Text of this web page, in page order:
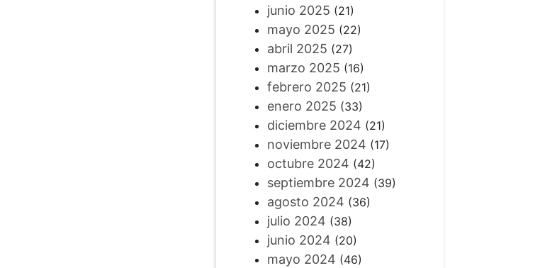
junio 2025 (21)
mayo 2025 (22)
abril 2025 (27)
marzo 2025 (16)
febrero 2025 (21)
enero 2025 (33)
diciembre 2024 (21)
noviembre 2024 (17)
octubre 2024 (42)
septiembre 2024 (39)
agosto 2024 (36)
julio 2024 (38)
junio 2024 (20)
mayo 2024 (46)